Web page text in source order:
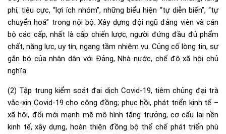
phí, tiêu cực, “lợi ích nhóm”, những biểu hiện “tự diễn biến”, “tự
chuyển hoá” trong nội bộ. Xây dựng đội ngũ đảng viên và cán
bộ các cấp, nhất là cấp chiến lược, người đứng đầu đủ phẩm
chất, năng lực, uy tín, ngang tầm nhiệm vụ. Củng cố lòng tin, sự
gắn bó của nhân dân với Đảng, Nhà nước, chế độ xã hội chủ
nghĩa.
(2) Tập trung kiểm soát đại dịch Covid-19, tiêm chủng đại trà
vắc-xin Covid-19 cho cộng đồng; phục hồi, phát triển kinh tế –
xã hội, đổi mới mạnh mẽ mô hình tăng trưởng, cơ cấu lại nền
kinh tế, xây dựng, hoàn thiện đồng bộ thể chế phát triển phù